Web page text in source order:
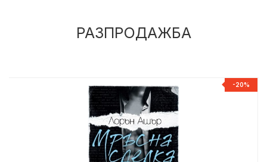
РАЗПРОДАЖБА
-20%